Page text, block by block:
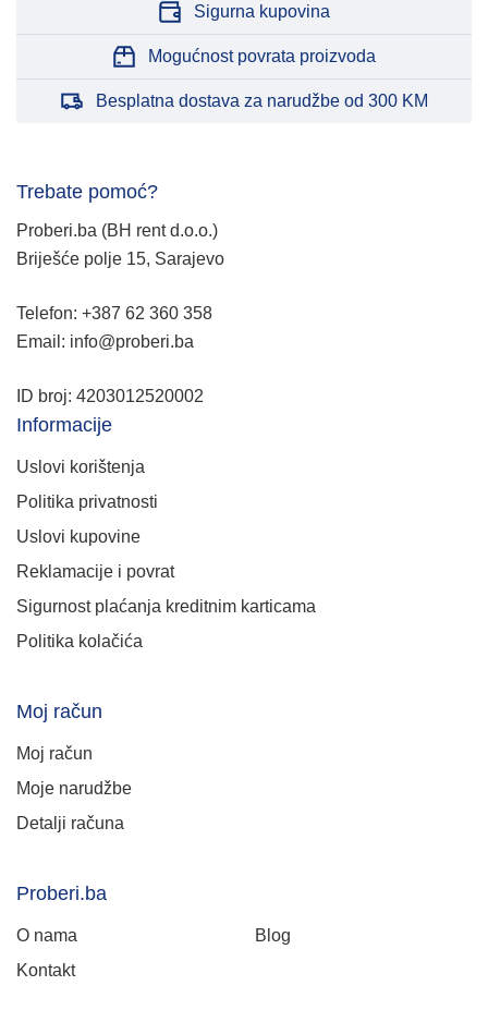
Sigurna kupovina
Mogućnost povrata proizvoda
Besplatna dostava za narudžbe od 300 KM
Trebate pomoć?
Proberi.ba (BH rent d.o.o.)
Briješće polje 15, Sarajevo
Telefon: +387 62 360 358
Email: info@proberi.ba
ID broj: 4203012520002
Informacije
Uslovi korištenja
Politika privatnosti
Uslovi kupovine
Reklamacije i povrat
Sigurnost plaćanja kreditnim karticama
Politika kolačića
Moj račun
Moj račun
Moje narudžbe
Detalji računa
Proberi.ba
O nama
Blog
Kontakt